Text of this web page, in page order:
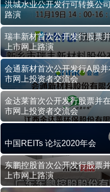
洪城水业公开发行可转换公
路演
瑞丰新材首次公开发行股票
上市网上路演
会通新材首次公开发行A股并
市网上投资者交流会
金达莱首次公开发行股票并
市网上投资者交流会
中国REITs 论坛2020年会
东鹏控股首次公开发行股票
上市网上路演